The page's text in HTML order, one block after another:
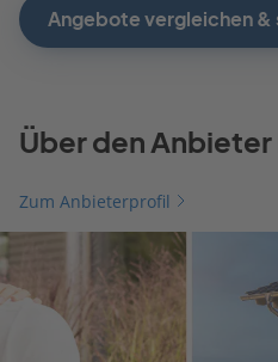
Angebote vergleichen &
Über den Anbieter
Zum Anbieterprofil